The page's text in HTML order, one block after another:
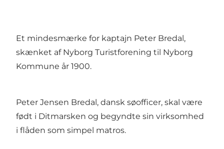
Et mindesmærke for kaptajn Peter Bredal,
skænket af Nyborg Turistforening til Nyborg
Kommune år 1900.
Peter Jensen Bredal, dansk søofficer, skal være
født i Ditmarsken og begyndte sin virksomhed
i flåden som simpel matros.